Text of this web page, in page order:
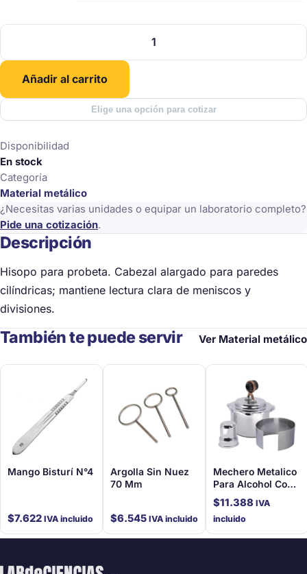
$1.870
hasta
$4.950
Hisopo
cantidad
Añadir al carrito
Elige una opción para cotizar
Disponibilidad
En stock
Categoría
Material metálico
¿Necesitas varias unidades o equipar un laboratorio completo?
Pide una cotización.
Descripción
Hisopo para probeta. Cabezal alargado para paredes
cilíndricas; mantiene lectura clara de meniscos y
divisiones.
También te puede servir Ver Material metálico
Mango Bisturí N°4
$7.622 IVA incluido
Argolla Sin Nuez
70 Mm
$6.545 IVA incluido
Mechero Metalico
Para Alcohol Con
Mecha
$11.388 IVA
incluido